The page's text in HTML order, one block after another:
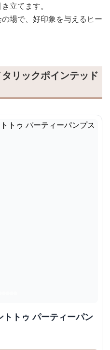
立てます。
場で、好印象を与えるヒー
リックポインテッド
トトゥ パーティーパン